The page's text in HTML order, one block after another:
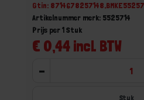
Gtin:
Artikelnummer merk: 5525714
€ 0,44 incl. BTW
Prijs per 1 Stuk
-